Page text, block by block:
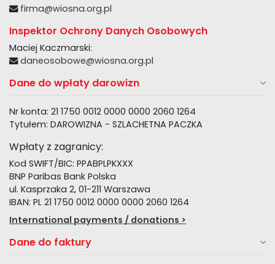
firma@wiosna.org.pl
Inspektor Ochrony Danych Osobowych
Maciej Kaczmarski:
daneosobowe@wiosna.org.pl
Dane do wpłaty darowizn
Nr konta: 21 1750 0012 0000 0000 2060 1264
Tytułem: DAROWIZNA - SZLACHETNA PACZKA
Wpłaty z zagranicy:
Kod SWIFT/BIC: PPABPLPKXXX
BNP Paribas Bank Polska
ul. Kasprzaka 2, 01-211 Warszawa
IBAN: PL 21 1750 0012 0000 0000 2060 1264
International payments / donations >
Dane do faktury